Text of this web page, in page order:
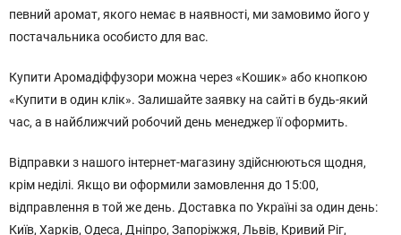
певний аромат, якого немає в наявності, ми замовимо його у
постачальника особисто для вас.
Купити Аромадіффузори можна через «Кошик» або кнопкою
«Купити в один клік». Залишайте заявку на сайті в будь-який
час, а в найближчий робочий день менеджер її оформить.
Відправки з нашого інтернет-магазину здійснюються щодня,
крім неділі. Якщо ви оформили замовлення до 15:00,
відправлення в той же день. Доставка по Україні за один день:
Київ, Харків, Одеса, Дніпро, Запоріжжя, Львів, Кривий Ріг,